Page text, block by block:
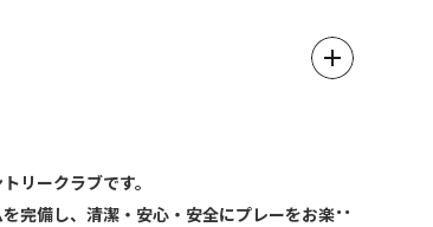
リークラブです。
完備し、清潔・安心・安全にプレーをお楽し